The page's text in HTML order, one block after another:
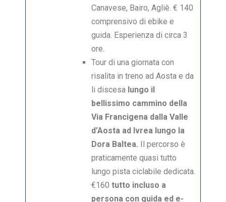
Canavese, Bairo, Agliè. € 140
comprensivo di ebike e
guida. Esperienza di circa 3
ore.
Tour di una giornata con
risalita in treno ad Aosta e da
li discesa lungo il
bellissimo cammino della
Via Francigena dalla Valle
d’Aosta ad Ivrea lungo la
Dora Baltea. Il percorso è
praticamente quasi tutto
lungo pista ciclabile dedicata.
€160 tutto incluso a
persona con guida ed e-